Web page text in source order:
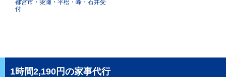
都宮市・簗瀬・平松・峰・石井受
付
1時間2,190円の家事代行